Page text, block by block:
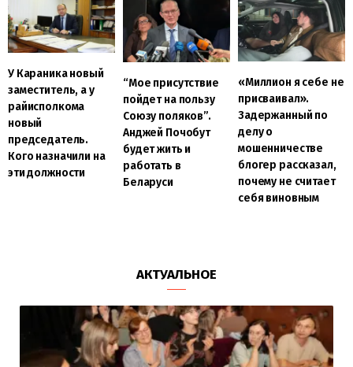
У Караника новый
заместитель, а у
райисполкома
новый
председатель.
Кого назначили на
эти должности
“Мое присутствие
пойдет на пользу
Союзу поляков”.
Анджей Почобут
будет жить и
работать в
Беларуси
«Миллион я себе не
присваивал».
Задержанный по
делу о
мошенничестве
блогер рассказал,
почему не считает
себя виновным
АКТУАЛЬНОЕ